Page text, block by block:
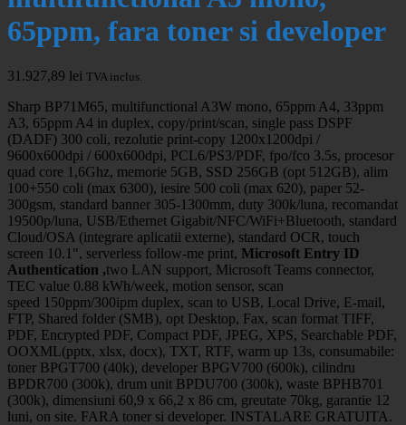
65ppm, fara toner si developer
31.927,89 lei TVA inclus.
Sharp BP71M65, multifunctional A3W mono, 65ppm A4, 33ppm
A3, 65ppm A4 in duplex, copy/print/scan, single pass DSPF
(DADF) 300 coli, rezolutie print-copy 1200x1200dpi /
9600x600dpi / 600x600dpi, PCL6/PS3/PDF, fpo/fco 3.5s, procesor
quad core 1,6Ghz, memorie 5GB, SSD 256GB (opt 512GB), alim
100+550 coli (max 6300), iesire 500 coli (max 620), paper 52-
300gsm, standard banner 305-1300mm, duty 300k/luna, recomandat
19500p/luna, USB/Ethernet Gigabit/NFC/WiFi+Bluetooth, standard
Cloud/OSA (integrare aplicatii externe), standard OCR, touch
screen 10.1", serverless follow-me print, Microsoft Entry ID
Authentication ,two LAN support, Microsoft Teams connector,
TEC value 0.88 kWh/week, motion sensor, scan
speed 150ppm/300ipm duplex, scan to USB, Local Drive, E-mail,
FTP, Shared folder (SMB), opt Desktop, Fax, scan format TIFF,
PDF, Encrypted PDF, Compact PDF, JPEG, XPS, Searchable PDF,
OOXML(pptx, xlsx, docx), TXT, RTF, warm up 13s, consumabile:
toner BPGT700 (40k), developer BPGV700 (600k), cilindru
BPDR700 (300k), drum unit BPDU700 (300k), waste BPHB701
(300k), dimensiuni 60,9 x 66,2 x 86 cm, greutate 70kg, garantie 12
luni, on site. FARA toner si developer. INSTALARE GRATUITA.